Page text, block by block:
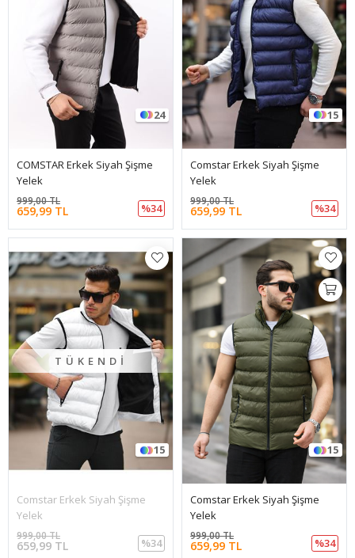
24
COMSTAR Erkek Siyah Şişme
Yelek
659,99 TL
999,00 TL
%34
15
Comstar Erkek Siyah Şişme
Yelek
659,99 TL
999,00 TL
%34
TÜKENDI
15
Comstar Erkek Siyah Şişme
Yelek
659,99 TL
999,00 TL
%34
15
Comstar Erkek Siyah Şişme
Yelek
659,99 TL
999,00 TL
%34